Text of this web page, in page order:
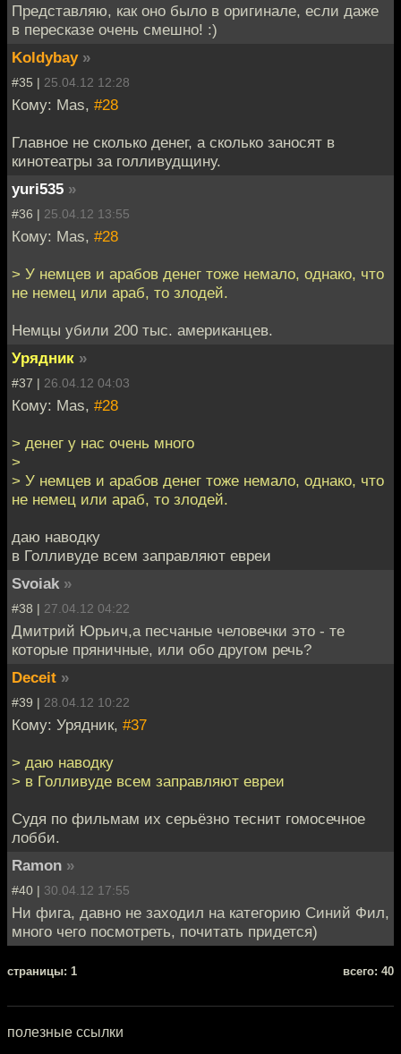
Представляю, как оно было в оригинале, если даже
в пересказе очень смешно! :)
Koldybay »
#35 | 25.04.12 12:28
Кому: Mas, #28
Главное не сколько денег, а сколько заносят в
кинотеатры за голливудщину.
yuri535 »
#36 | 25.04.12 13:55
Кому: Mas, #28
> У немцев и арабов денег тоже немало, однако, что
не немец или араб, то злодей.
Немцы убили 200 тыс. американцев.
Урядник »
#37 | 26.04.12 04:03
Кому: Mas, #28
> денег у нас очень много
>
> У немцев и арабов денег тоже немало, однако, что
не немец или араб, то злодей.
даю наводку
в Голливуде всем заправляют евреи
Svoiak »
#38 | 27.04.12 04:22
Дмитрий Юрьич,а песчаные человечки это - те
которые пряничные, или обо другом речь?
Deceit »
#39 | 28.04.12 10:22
Кому: Урядник, #37
> даю наводку
> в Голливуде всем заправляют евреи
Судя по фильмам их серьёзно теснит гомосечное
лобби.
Ramon »
#40 | 30.04.12 17:55
Ни фига, давно не заходил на категорию Синий Фил,
много чего посмотреть, почитать придется)
cтраницы: 1 всего: 40
полезные ссылки